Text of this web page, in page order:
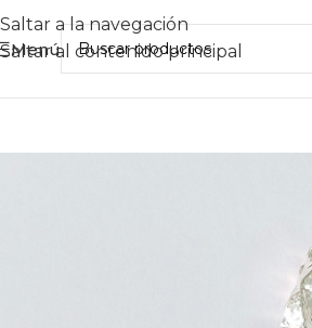
Saltar a la navegación
Saltar al contenido principal
Menú